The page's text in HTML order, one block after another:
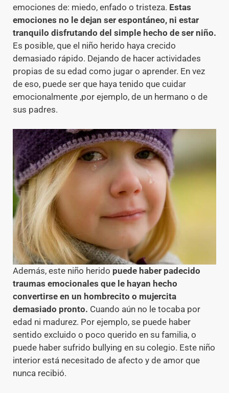
emociones de: miedo, enfado o tristeza. Estas
emociones no le dejan ser espontáneo, ni estar
tranquilo disfrutando del simple hecho de ser niño.
Es posible, que el niño herido haya crecido
demasiado rápido. Dejando de hacer actividades
propias de su edad como jugar o aprender. En vez
de eso, puede ser que haya tenido que cuidar
emocionalmente ,por ejemplo, de un hermano o de
sus padres.
Además, este niño herido puede haber padecido
traumas emocionales que le hayan hecho
convertirse en un hombrecito o mujercita
demasiado pronto. Cuando aún no le tocaba por
edad ni madurez. Por ejemplo, se puede haber
sentido excluido o poco querido en su familia, o
puede haber sufrido bullying en su colegio. Este niño
interior está necesitado de afecto y de amor que
nunca recibió.